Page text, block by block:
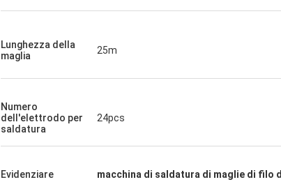
Lunghezza della
maglia
25m
Numero
dell'elettrodo per
saldatura
24pcs
Evidenziare macchina di saldatura di maglie di filo